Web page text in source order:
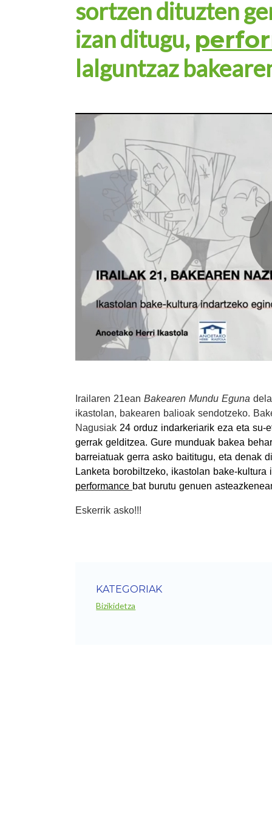
sortzen dituzten
izan ditugu,
lalguntzaz
Irailaren 21ean Bakearen Mundu Eguna
ikastolan, bakearen balioak sendotzeko.
Nagusiak 24 orduz indarkeriarik eza eta su-
gerrak gelditzea. Gure munduak bakea
barreiatuak gerra asko baititugu, eta denak
Lanketa borobiltzeko, ikastolan bake-
performance bat burutu genuen
Eskerrik asko!!!
KATEGORIAK
Bizikidetza